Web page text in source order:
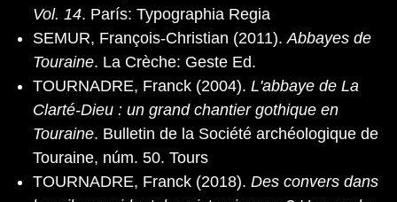
Vol. 14. París: Typographia Regia
SEMUR, François-Christian (2011). Abbayes de
Touraine. La Crèche: Geste Ed.
TOURNADRE, Franck (2004). L'abbaye de La
Clarté-Dieu : un grand chantier gothique en
Touraine. Bulletin de la Société archéologique de
Touraine, núm. 50. Tours
TOURNADRE, Franck (2018). Des convers dans